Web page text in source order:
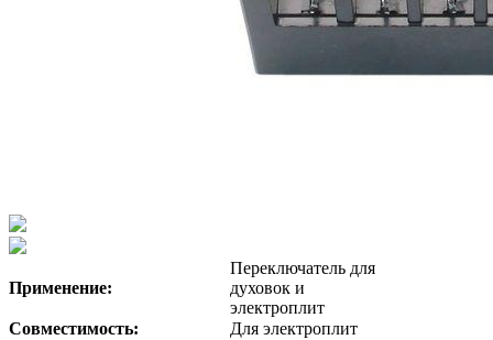
Применение:
Переключатель для
духовок и
электроплит
Совместимость:
Для электроплит